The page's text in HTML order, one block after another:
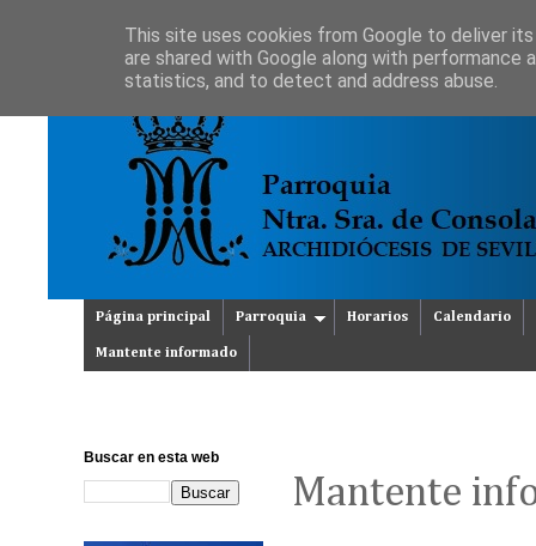
Página principal Parroquia Horarios Calendario
Mantente informado
Mantente
Buscar en esta web
This site uses cookies from Google to deliver
are shared with Google along with
statistics, and to detect and address abuse.